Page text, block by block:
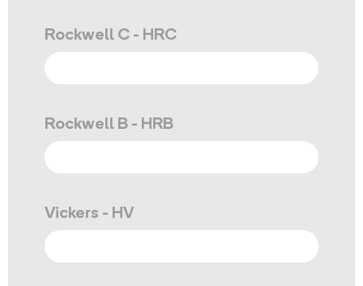
Rockwell C - HRC
Rockwell B - HRB
Vickers - HV